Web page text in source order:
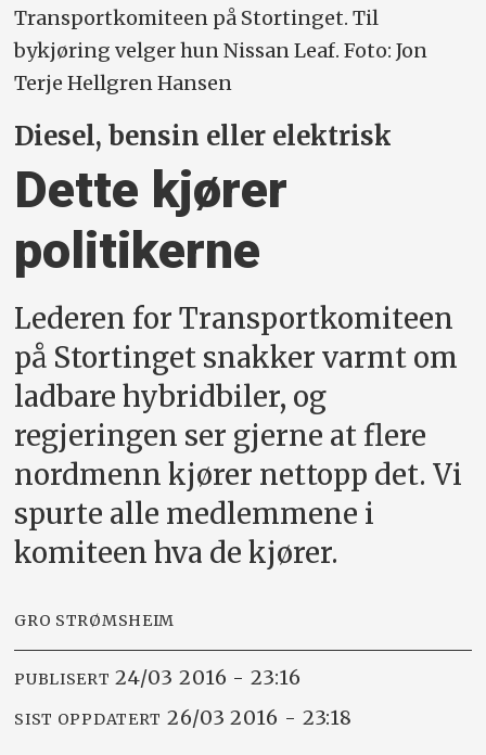
Transportkomiteen på Stortinget. Til
bykjøring velger hun Nissan Leaf. Foto: Jon
Terje Hellgren Hansen
Diesel, bensin eller elektrisk
Dette kjører
politikerne
Lederen for Transportkomiteen
på Stortinget snakker varmt om
ladbare hybridbiler, og
regjeringen ser gjerne at flere
nordmenn kjører nettopp det. Vi
spurte alle medlemmene i
komiteen hva de kjører.
GRO STRØMSHEIM
PUBLISERT 24/03 2016 - 23:16
SIST OPPDATERT 26/03 2016 - 23:18